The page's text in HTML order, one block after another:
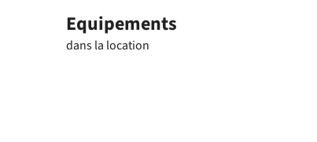
Equipements
dans la location